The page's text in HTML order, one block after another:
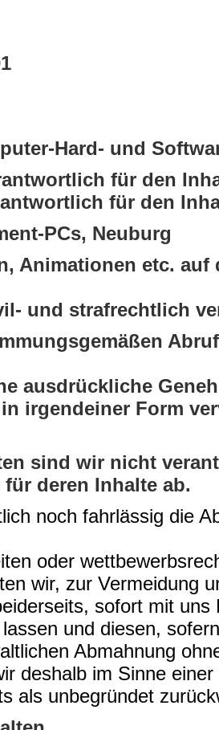
Hard- und
für den
für den
PCs, Neuburg
Animationen etc. auf
und strafrechtlich
ausdrückliche
irgendeiner Form
sind wir nicht
deren Inhalte ab.
noch fahrlässig die
oder
wir, zur Vermeidung
sofort mit
und diesen,
Abmahnung
deshalb im Sinne einer
als unbegründet